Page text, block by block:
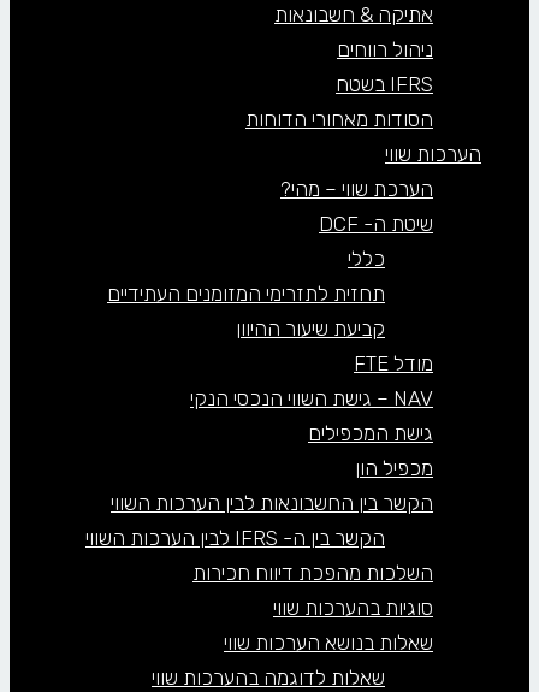
אתיקה & חשבונאות
ניהול רווחים
IFRS בשטח
הסודות מאחורי הדוחות
הערכות שווי
הערכת שווי – מהי?
שיטת ה- DCF
כללי
תחזית לתזרימי המזומנים העתידיים
קביעת שיעור ההיוון
מודל FTE
NAV – גישת השווי הנכסי הנקי
גישת המכפילים
מכפיל הון
הקשר בין החשבונאות לבין הערכות השווי
הקשר בין ה- IFRS לבין הערכות השווי
השלכות מהפכת דיווח חכירות
סוגיות בהערכות שווי
שאלות בנושא הערכות שווי
שאלות לדוגמה בהערכות שווי